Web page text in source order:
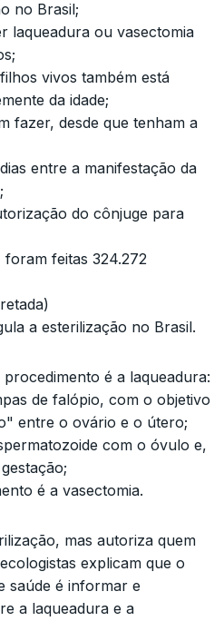
no Brasil;
laqueadura ou vasectomia
vivos também está
da idade;
fazer, desde que tenham a
entre a manifestação da
do cônjuge para
feitas 324.272
a esterilização no Brasil.
é a laqueadura:
de falópio, com o objetivo
entre o ovário e o útero;
com o óvulo e,
é a vasectomia.
mas autoriza quem
explicam que o
saúde é informar e
a laqueadura e a